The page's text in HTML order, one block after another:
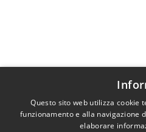
Questo sito web utilizza cookie
funzionamento e alla navigazione
elaborare